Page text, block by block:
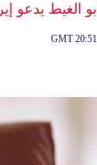
أبو الغيط يدعو
GMT